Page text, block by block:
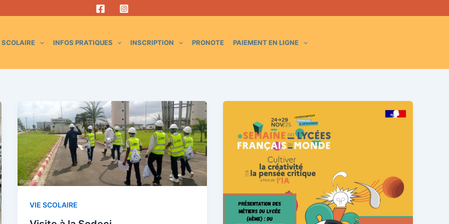
SCOLAIRE INFOS PRATIQUES INSCRIPTION PRONOTE PAIEMENT EN LIGNE
VIE SCOLAIRE